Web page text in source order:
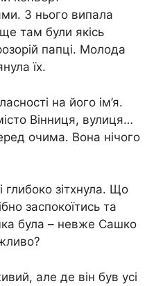
З нього випала
там були якісь
папці. Молода
їх.
на його ім’я.
Вінниця, вулиця…
очима. Вона нічого
глибоко зітхнула. Що
заспокоїтись та
була – невже Сашко
але де він був усі